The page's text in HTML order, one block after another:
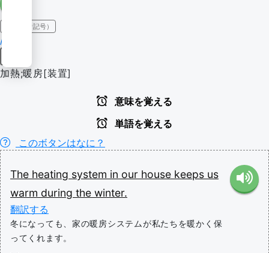
IPA（発音記号）
/ˈhiːtɪŋ/
加熱;暖房[装置]
意味を覚える
単語を覚える
このボタンはなに？
The heating system in our house keeps us
warm during the winter.
翻訳する
冬になっても、家の暖房システムが私たちを暖かく保
ってくれます。